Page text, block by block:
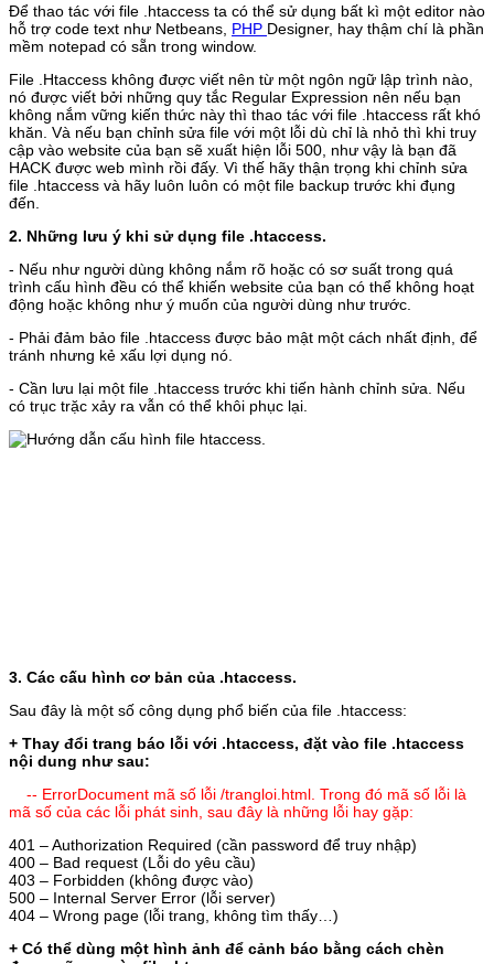
Để thao tác với file .htaccess ta có thể sử dụng bất kì một editor nào
hỗ trợ code text như Netbeans, PHP Designer, hay thậm chí là phần
mềm notepad có sẵn trong window.
File .Htaccess không được viết nên từ một ngôn ngữ lập trình nào,
nó được viết bởi những quy tắc Regular Expression nên nếu bạn
không nắm vững kiến thức này thì thao tác với file .htaccess rất khó
khăn. Và nếu bạn chỉnh sửa file với một lỗi dù chỉ là nhỏ thì khi truy
cập vào website của bạn sẽ xuất hiện lỗi 500, như vậy là bạn đã
HACK được web mình rồi đấy. Vì thế hãy thận trọng khi chỉnh sửa
file .htaccess và hãy luôn luôn có một file backup trước khi đụng
đến.
2. Những lưu ý khi sử dụng file .htaccess.
- Nếu như người dùng không nắm rõ hoặc có sơ suất trong quá
trình cấu hình đều có thể khiến website của bạn có thể không hoạt
động hoặc không như ý muốn của người dùng như trước.
- Phải đảm bảo file .htaccess được bảo mật một cách nhất định, để
tránh nhưng kẻ xấu lợi dụng nó.
- Cần lưu lại một file .htaccess trước khi tiến hành chỉnh sửa. Nếu
có trục trặc xảy ra vẫn có thể khôi phục lại.
3. Các cấu hình cơ bản của .htaccess.
Sau đây là một số công dụng phổ biến của file .htaccess:
+ Thay đổi trang báo lỗi với .htaccess, đặt vào file .htaccess
nội dung như sau:
-- ErrorDocument mã số lỗi /trangloi.html. Trong đó mã số lỗi là
mã số của các lỗi phát sinh, sau đây là những lỗi hay gặp:
401 – Authorization Required (cần password để truy nhập)
400 – Bad request (Lỗi do yêu cầu)
403 – Forbidden (không được vào)
500 – Internal Server Error (lỗi server)
404 – Wrong page (lỗi trang, không tìm thấy…)
+ Có thể dùng một hình ảnh để cảnh báo bằng cách chèn